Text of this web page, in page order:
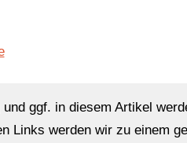
ggf. in diesem Artikel
Links werden wir zu einem